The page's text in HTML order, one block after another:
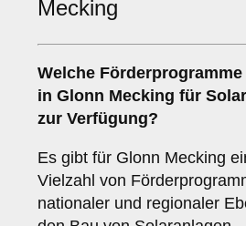
Mecking
Welche Förderprogramme
in Glonn Mecking für
zur Verfügung?
Es gibt für Glonn Mecking
Vielzahl von
nationaler und regionaler